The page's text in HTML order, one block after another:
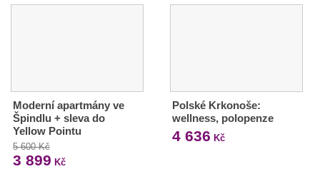
Moderní apartmány ve
Špindlu + sleva do
Yellow Pointu
5 600 Kč
3 899 Kč
Polské Krkonoše:
wellness, polopenze
4 636 Kč